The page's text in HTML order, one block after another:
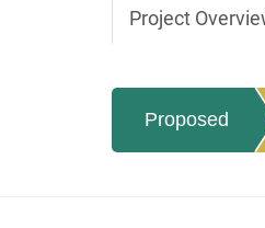
Project
Proposed